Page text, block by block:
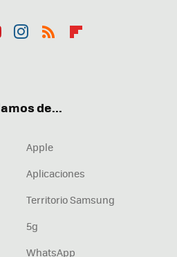
de...
Apple
Aplicaciones
Territorio Samsung
5g
WhatsApp